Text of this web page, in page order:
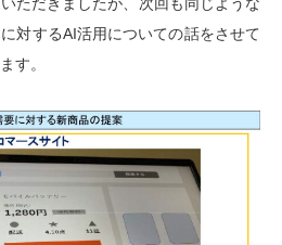
対するAI活用についての話をさせて
す。